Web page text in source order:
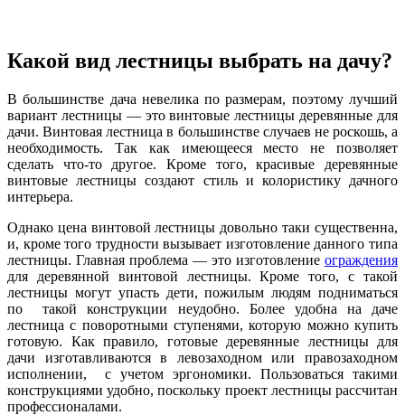
Какой вид лестницы выбрать на дачу?
В большинстве дача невелика по размерам, поэтому лучший
вариант лестницы — это винтовые лестницы деревянные для
дачи. Винтовая лестница в большинстве случаев не роскошь, а
необходимость. Так как имеющееся место не позволяет
сделать что-то другое. Кроме того, красивые деревянные
винтовые лестницы создают стиль и колористику дачного
интерьера.
Однако цена винтовой лестницы довольно таки существенна,
и, кроме того трудности вызывает изготовление данного типа
лестницы. Главная проблема — это изготовление ограждения
для деревянной винтовой лестницы. Кроме того, с такой
лестницы могут упасть дети, пожилым людям подниматься
по такой конструкции неудобно. Более удобна на даче
лестница с поворотными ступенями, которую можно купить
готовую. Как правило, готовые деревянные лестницы для
дачи изготавливаются в левозаходном или правозаходном
исполнении, с учетом эргономики. Пользоваться такими
конструкциями удобно, поскольку проект лестницы рассчитан
профессионалами.